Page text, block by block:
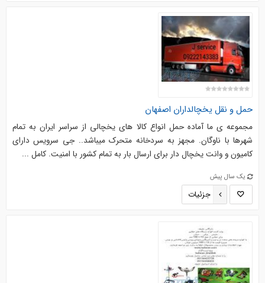
حمل و نقل یخچالداران اصفهان
مجموعه ی ما آماده حمل انواع کالا های یخچالی از سراسر ایران به تمام
شهرها با ناوگان. مجهز به سردخانه متحرک میباشد.. جی سرویس دارای
کامیون و وانت یخچال دار برای ارسال بار به تمام کشور با امنیت. کامل ...
یک سال پیش
جزئیات